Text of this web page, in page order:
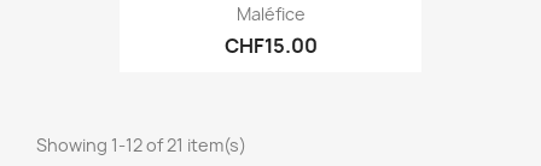
Maléfice
CHF15.00
Showing 1-12 of 21 item(s)